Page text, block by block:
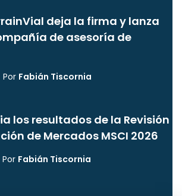
deja la firma y lanza
de asesoría de
Por Fabián Tiscornia
los resultados de la Revisión
de Mercados MSCI 2026
Por Fabián Tiscornia